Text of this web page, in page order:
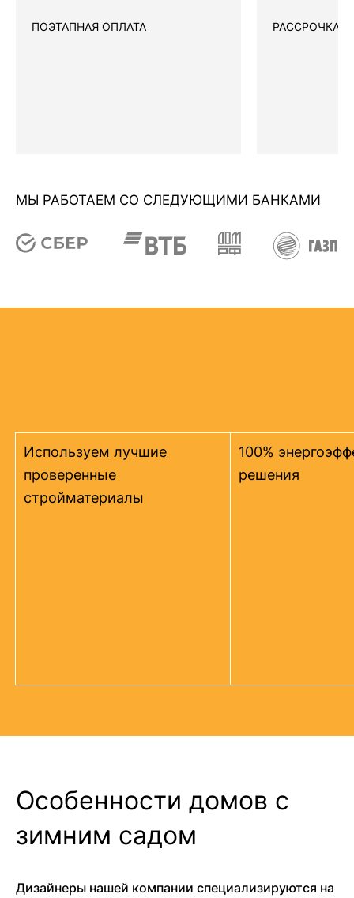
ПОЭТАПНАЯ ОПЛАТА РАССРОЧКА
МЫ РАБОТАЕМ СО СЛЕДУЮЩИМИ БАНКАМИ
Используем лучшие
проверенные
стройматериалы
100%
решения
Особенности домов с
зимним садом
Дизайнеры нашей компании специализируются на